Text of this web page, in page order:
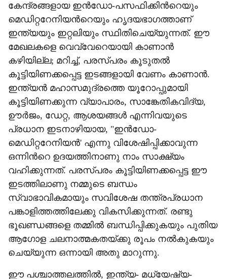
കേന്ദ്രങ്ങളായ ഇൻഡോ-പസഫിക്കിന്‍റെയും
മെഡിറ്ററേനിയന്‍റെയും ഹൃദയഭാഗത്താണ്
ഇന്ത്യയും ഇറ്റലിയും സ്ഥിതിചെയ്യുന്നത്. ഈ
മേഖലകളെ വെവ്വേറെയായി കാണാൻ
കഴിയില്ല; മറിച്ച്, പരസ്പരം കൂടുതൽ
കൂട്ടിയിണക്കപ്പെട്ട ഇടങ്ങളായി വേണം കാണാൻ.
ഇന്ത്യൻ മഹാസമുദ്രത്തെ യൂറോപ്പുമായി
കൂട്ടിയിണക്കുന്ന വ്യാപാരം, സാങ്കേതികവിദ്യ,
ഊർജം, ഡേറ്റ, ആശയങ്ങൾ എന്നിവയുടെ
പ്രധാന ഇടനാഴിയായ, "ഇൻഡോ-
മെഡിറ്ററേനിയൻ' എന്നു വിശേഷിപ്പിക്കാവുന്ന
ഒന്നിന്‍റെ ഉദയത്തിനാണു നാം സാക്ഷ്യം
വഹിക്കുന്നത്. പരസ്പരം കൂട്ടിയിണക്കപ്പെട്ട ഈ
ഇടത്തിലാണു നമ്മുടെ ബന്ധം
സ്വാഭാവികമായും സവിശേഷ തന്ത്രപ്രധാന
പങ്കാളിത്തത്തിലേക്കു വികസിക്കുന്നത്. രണ്ടു
ഭൂഖണ്ഡങ്ങളെ തമ്മിൽ ബന്ധിപ്പിക്കുകയും പുതിയ
ആഗോള ചലനാത്മകതയ്ക്കു രൂപം നൽകുകയും
ചെയ്യുന്ന ഒന്നായി അതു മാറുന്നു.
ഈ പശ്ചാത്തലത്തിൽ, ഇന്ത്യ- മധ്യേഷ്യ-